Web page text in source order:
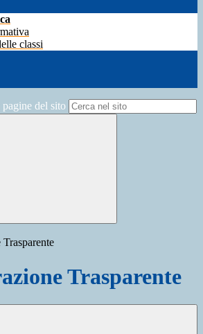
classi
del sito
Trasparente